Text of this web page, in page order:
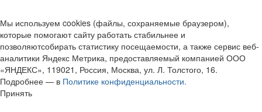
Мы используем cookies (файлы, сохраняемые браузером),
которые помогают сайту работать стабильнее и
позволяютсобирать статистику посещаемости, а также сервис веб-
аналитики Яндекс Метрика, предоставляемый компанией ООО
«ЯНДЕКС», 119021, Россия, Москва, ул. Л. Толстого, 16.
Подробнее — в Политике конфиденциальности.
Принять